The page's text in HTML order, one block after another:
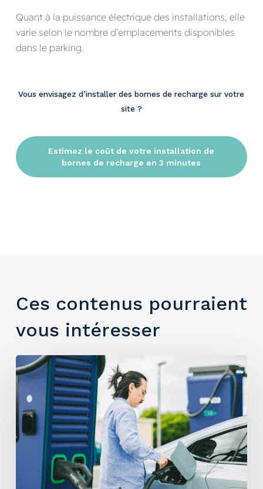
Quant à la puissance électrique des installations, elle
varie selon le nombre d’emplacements disponibles
dans le parking.
Vous envisagez d’installer des bornes de recharge sur votre
site ?
Estimez le coût de votre installation de
bornes de recharge en 3 minutes
Ces contenus pourraient
vous intéresser